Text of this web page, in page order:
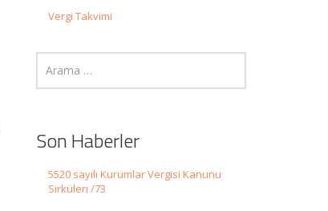
Vergi Takvimi
Son Haberler
5520 sayılı Kurumlar Vergisi Kanunu
Sirküleri /73